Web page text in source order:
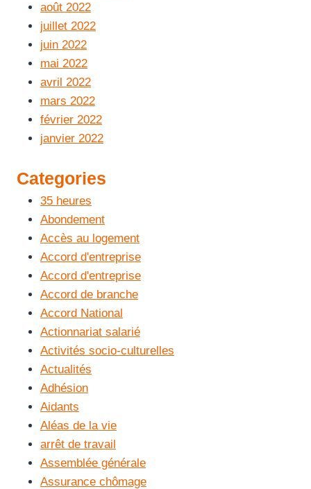
août 2022
juillet 2022
juin 2022
mai 2022
avril 2022
mars 2022
février 2022
janvier 2022
Categories
35 heures
Abondement
Accès au logement
Accord d'entreprise
Accord d'entreprise
Accord de branche
Accord National
Actionnariat salarié
Activités socio-culturelles
Actualités
Adhésion
Aidants
Aléas de la vie
arrêt de travail
Assemblée générale
Assurance chômage